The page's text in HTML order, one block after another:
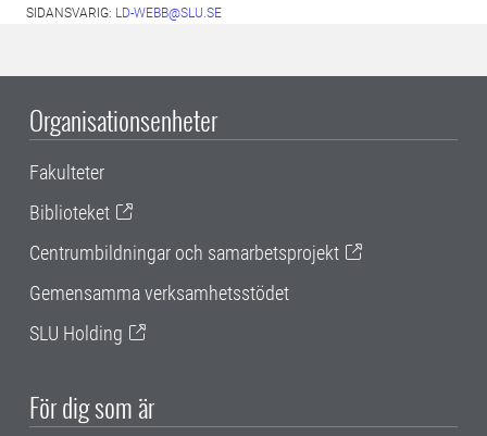
SIDANSVARIG: LD-WEBB@SLU.SE
Organisationsenheter
Fakulteter
Biblioteket
Centrumbildningar och samarbetsprojekt
Gemensamma verksamhetsstödet
SLU Holding
För dig som är